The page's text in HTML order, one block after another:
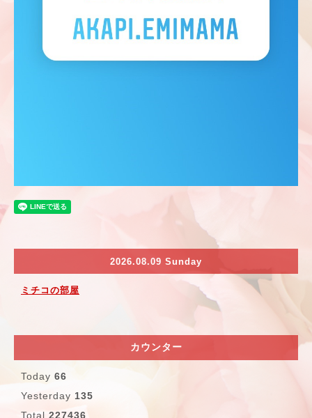
2026.08.09 Sunday
ミチコの部屋
カウンター
Today 66
Yesterday 135
Total 227436